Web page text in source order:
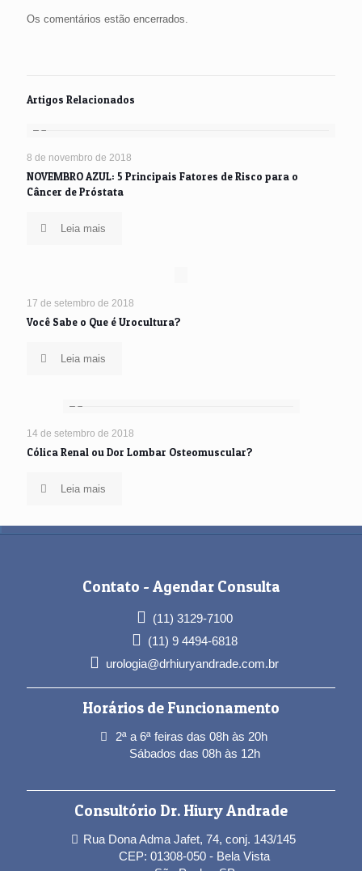
Os comentários estão encerrados.
Artigos Relacionados
8 de novembro de 2018
NOVEMBRO AZUL: 5 Principais Fatores de Risco para o
Câncer de Próstata
Leia mais
17 de setembro de 2018
Você Sabe o Que é Urocultura?
Leia mais
14 de setembro de 2018
Cólica Renal ou Dor Lombar Osteomuscular?
Leia mais
Contato - Agendar Consulta
(11) 3129-7100
(11) 9 4494-6818
urologia@drhiuryandrade.com.br
Horários de Funcionamento
2ª a 6ª feiras das 08h às 20h
Sábados das 08h às 12h
Consultório Dr. Hiury Andrade
Rua Dona Adma Jafet, 74, conj. 143/145
CEP: 01308-050 - Bela Vista